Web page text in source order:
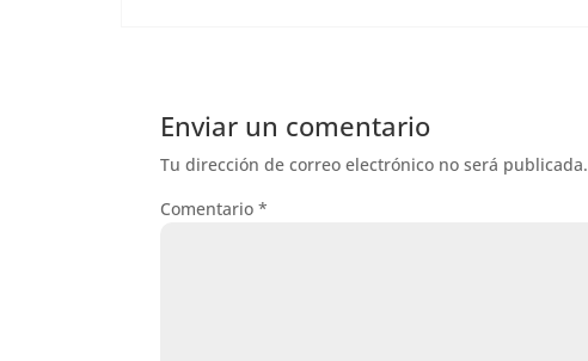
Enviar un comentario
Tu dirección de correo electrónico no será publicada.
Comentario*